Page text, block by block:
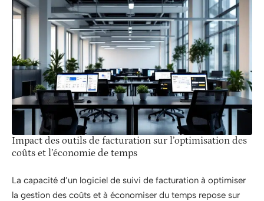
Impact des outils de facturation sur l’optimisation des
coûts et l’économie de temps
La capacité d’un logiciel de suivi de facturation à optimiser
la gestion des coûts et à économiser du temps repose sur